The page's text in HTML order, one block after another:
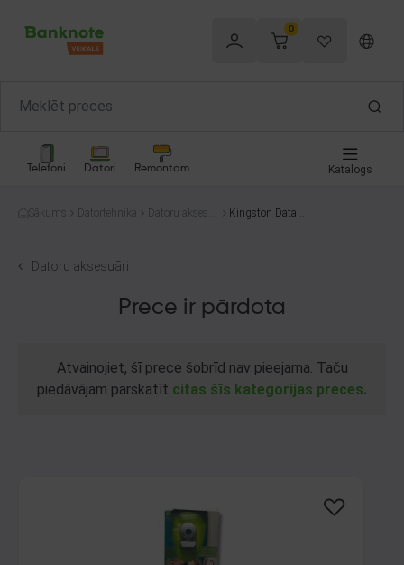
0
Telefoni Datori Remontam Katalogs
Sākums Datortehnika
Datoru aksesu
Kingston DataTr
Datoru aksesuāri
Prece ir pārdota
Atvainojiet, šī prece šobrīd nav pieejama. Taču
piedāvājam parskatīt citas šīs kategorijas preces.